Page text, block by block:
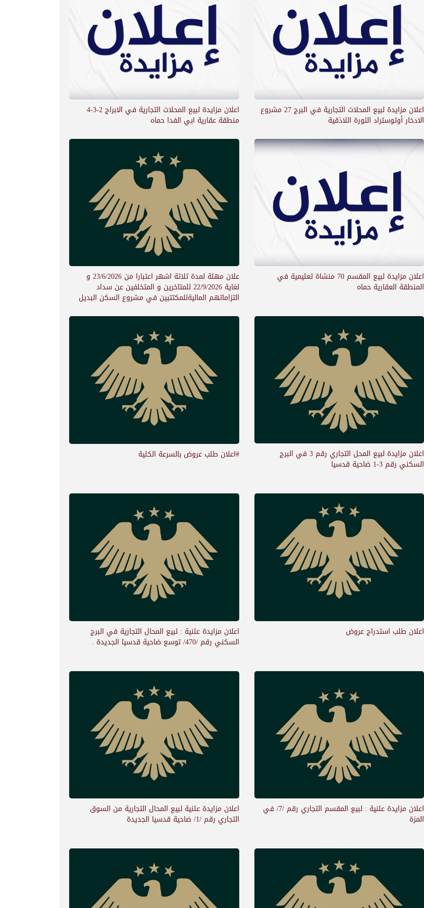
اعلان مزايدة لبيع المحلات التجارية في البرج 27 مشروع
الادخار أوتوستراد الثورة اللاذقية
اعلان مزايدة لبيع المحلات التجارية في الابراج 2-3-4
منطقة عقارية ابي الفدا حماه
اعلان مزايدة لبيع المقسم 70 منشاة تعليمية في
المنطقة العقارية حماه
علان مهلة لمدة ثلاثة اشهر اعتبارا من 23/6/2026 و
لغاية 22/9/2026 للمتاخرين و المتخلفين عن سداد
التزاماتهم الماليةللمكتتبين في مشروع السكن البديل
اعلان مزايدة لبيع المحل التجاري رقم 3 في البرج
السكني رقم 3-1 ضاحية قدسيا
#اعلان طلب عروض بالسرعة الكلية
اعلان طلب استدراج عروض اعلان مزايدة علنية : لبيع المحال التجارية في البرج
السكني رقم /470/ توسع ضاحية قدسيا الجديدة .
اعلان مزايدة علنية : لبيع المقسم التجاري رقم /7/ في
المزة
اعلان مزايدة علنية لبيع المحال التجارية من السوق
التجاري رقم /1/ ضاحية قدسيا الجديدة